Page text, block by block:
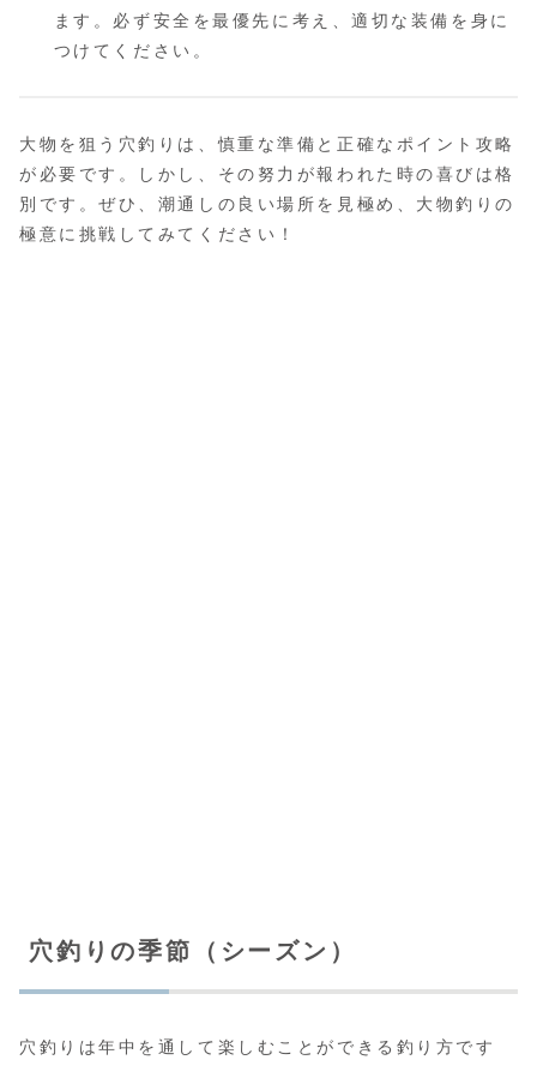
ます。必ず安全を最優先に考え、適切な装備を身に
つけてください。
大物を狙う穴釣りは、慎重な準備と正確なポイント攻略
が必要です。しかし、その努力が報われた時の喜びは格
別です。ぜひ、潮通しの良い場所を見極め、大物釣りの
極意に挑戦してみてください！
穴釣りの季節（シーズン）
穴釣りは年中を通して楽しむことができる釣り方です